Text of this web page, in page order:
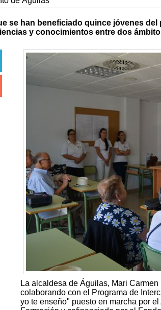
se han beneficiado quince jóvenes
y conocimientos entre dos
La alcaldesa de Águilas, Mari
colaborando con el Programa de
yo te enseño" puesto en marcha por